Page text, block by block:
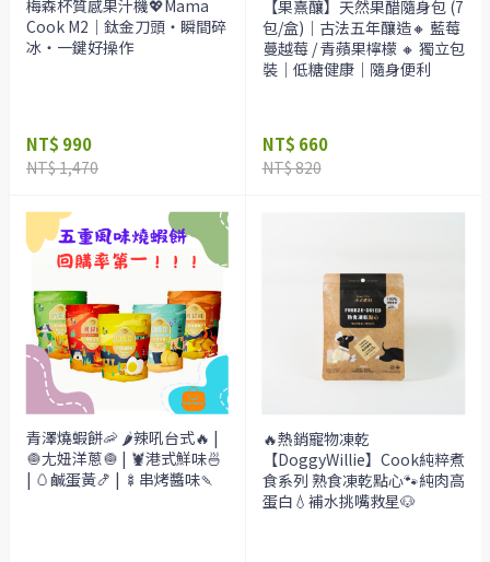
梅森杯質感果汁機💖Mama
Cook M2｜鈦金刀頭・瞬間碎
冰・一鍵好操作
NT$ 990
NT$ 1,470
【果熹釀】天然果醋隨身包 (7
包/盒)｜古法五年釀造🔸 藍莓
蔓越莓 / 青蘋果檸檬 🔸 獨立包
裝｜低糖健康｜隨身便利
NT$ 660
NT$ 820
青澤燒蝦餅🦐 🌶️辣吼台式🔥 |
🧅尢妞洋蔥🧅 | 🦞港式鮮味🍜
| 🥚鹹蛋黃🍤 | 🍢串烤醬味🍡
🔥熱銷寵物凍乾
【DoggyWillie】Cook純粹煮
食系列 熟食凍乾點心🐾純肉高
蛋白💧補水挑嘴救星🐶